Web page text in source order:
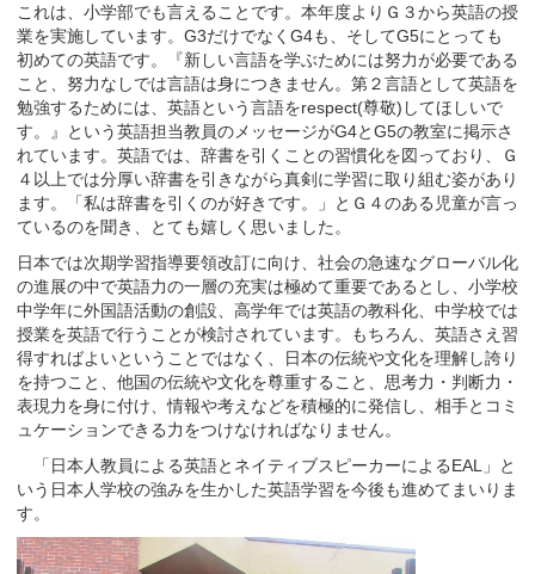
これは、小学部でも言えることです。本年度よりＧ３から英語の授
業を実施しています。G3だけでなくG4も、そしてG5にとっても
初めての英語です。『新しい言語を学ぶためには努力が必要である
こと、努力なしでは言語は身につきません。第２言語として英語を
勉強するためには、英語という言語をrespect(尊敬)してほしいで
す。』という英語担当教員のメッセージがG4とG5の教室に掲示さ
れています。英語では、辞書を引くことの習慣化を図っており、Ｇ
４以上では分厚い辞書を引きながら真剣に学習に取り組む姿があり
ます。「私は辞書を引くのが好きです。」とＧ４のある児童が言っ
ているのを聞き、とても嬉しく思いました。
日本では次期学習指導要領改訂に向け、社会の急速なグローバル化
の進展の中で英語力の一層の充実は極めて重要であるとし、小学校
中学年に外国語活動の創設、高学年では英語の教科化、中学校では
授業を英語で行うことが検討されています。もちろん、英語さえ習
得すればよいということではなく、日本の伝統や文化を理解し誇り
を持つこと、他国の伝統や文化を尊重すること、思考力・判断力・
表現力を身に付け、情報や考えなどを積極的に発信し、相手とコミ
ュケーションできる力をつけなければなりません。
「日本人教員による英語とネイティブスピーカーによるEAL」と
いう日本人学校の強みを生かした英語学習を今後も進めてまいりま
す。